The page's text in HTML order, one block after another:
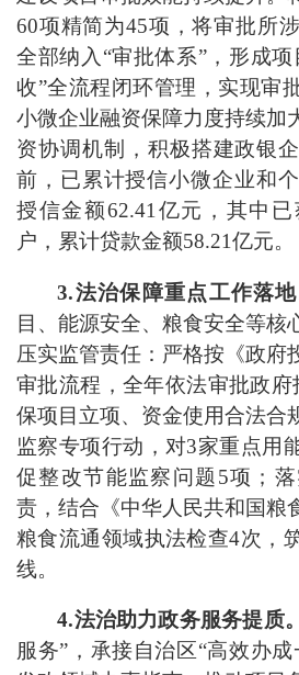
60项精简为45项，将审批所
全部纳入 “审批体系”，形成项
收”全流程闭环管理，实现审
小微企业融资保障力度持续加
资协调机制，积极搭建政银
前， 已累计授信小微企业和
授信金额62.41 亿元，其中
户，累计贷款金额58.21亿元。
3.法治保障重点工作落地
目、能源安全、粮食安全等核
压实监管责任：严格按《政府
审批流程，全年依法审批政府
保项目立项、资金使用合法合
监察专项行动，对3家重点用
促整改节能监察问题5项；
责，结合《中华人民共和国粮
粮食流通领域执法检查4次，
线。
4.法治助力政务服务提质
服务” ，承接自治区 “高效办成